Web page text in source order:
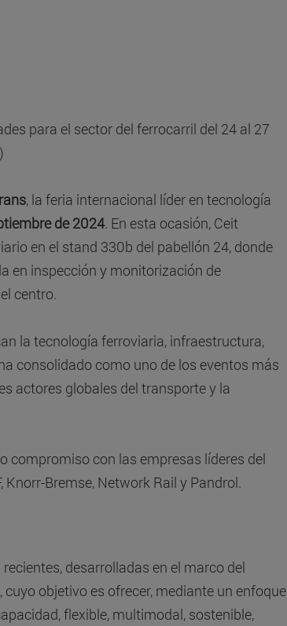
para el sector del ferrocarril del 24 al 27
, la feria internacional líder en tecnología
de 2024. En esta ocasión, Ceit
en el stand 330b del pabellón 24, donde
en inspección y monitorización de
centro.
la tecnología ferroviaria, infraestructura,
consolidado como uno de los eventos más
actores globales del transporte y la
compromiso con las empresas líderes del
Bremse, Network Rail y Pandrol.
desarrolladas en el marco del
objetivo es ofrecer, mediante un enfoque
flexible, multimodal, sostenible,